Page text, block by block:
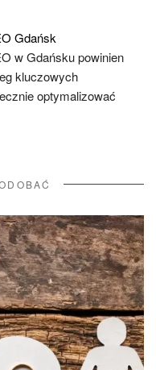
Gdańsk
w Gdańsku powinien
kluczowych
optymalizować